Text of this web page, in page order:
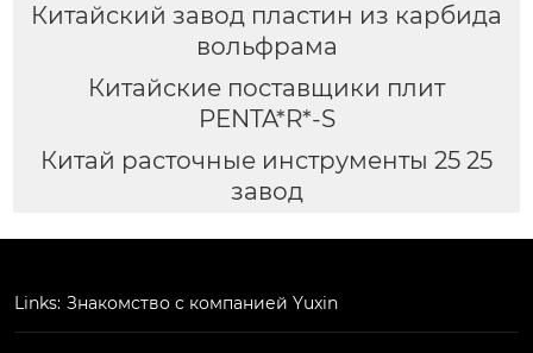
Китайский завод пластин из карбида
вольфрама
Китайские поставщики плит
PENTA*R*-S
Китай расточные инструменты 25 25
завод
Links: Знакомство с компанией Yuxin